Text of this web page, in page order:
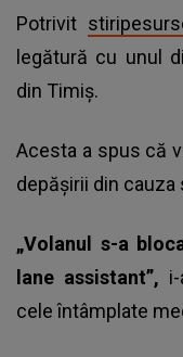
Potrivit
legătură cu unul
din Timiș.
Acesta a spus că
depășirii din
„Volanul s-a
lane assistant”,
cele întâmplate